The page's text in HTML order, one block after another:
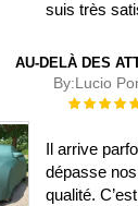
suis très
AU-DELÀ DES
By:Lucio
Évaluation :
Il arrive
dépasse
qualité.